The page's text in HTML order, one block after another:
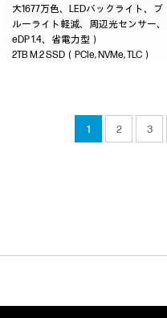
大1677万色、LEDバックライト、ブ
ルーライト軽減、周辺光センサー、
eDP 1.4、省電力型）
2TB M.2 SSD（PCIe, NVMe, TLC）
1 2 3